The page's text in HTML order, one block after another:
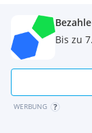
Bis zu
WERBUNG